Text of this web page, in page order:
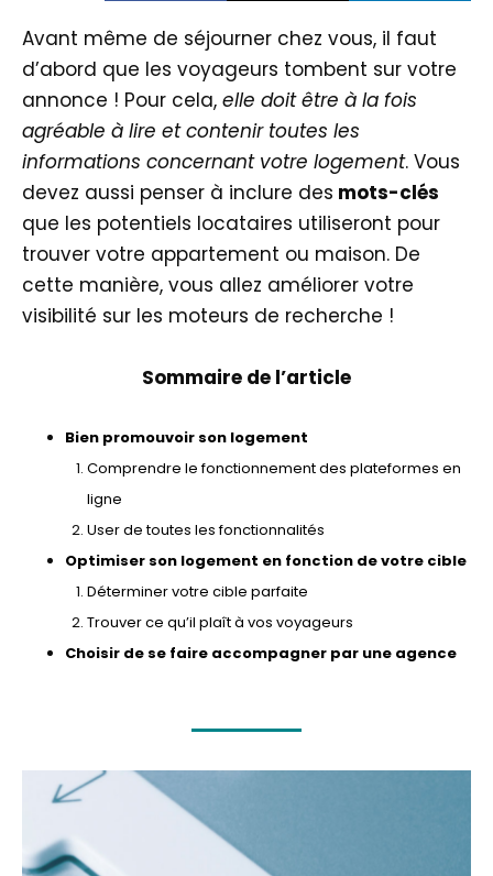
Avant même de séjourner chez vous, il faut
d’abord que les voyageurs tombent sur votre
annonce ! Pour cela, elle doit être à la fois
agréable à lire et contenir toutes les
informations concernant votre logement. Vous
devez aussi penser à inclure des mots-clés
que les potentiels locataires utiliseront pour
trouver votre appartement ou maison. De
cette manière, vous allez améliorer votre
visibilité sur les moteurs de recherche !
Sommaire de l’article
Bien promouvoir son logement
Comprendre le fonctionnement des plateformes en
ligne
User de toutes les fonctionnalités
Optimiser son logement en fonction de votre cible
Déterminer votre cible parfaite
Trouver ce qu’il plaît à vos voyageurs
Choisir de se faire accompagner par une agence